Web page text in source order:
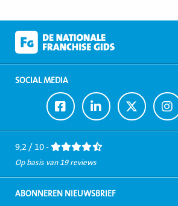
SOCIAL MEDIA
Ga
naar
Facebook
Ga
naar
LinkedIn
Ga
naar
Twitter
Ga
9,2 / 10 -
Op basis van 19 reviews
ABONNEREN NIEUWSBRIEF